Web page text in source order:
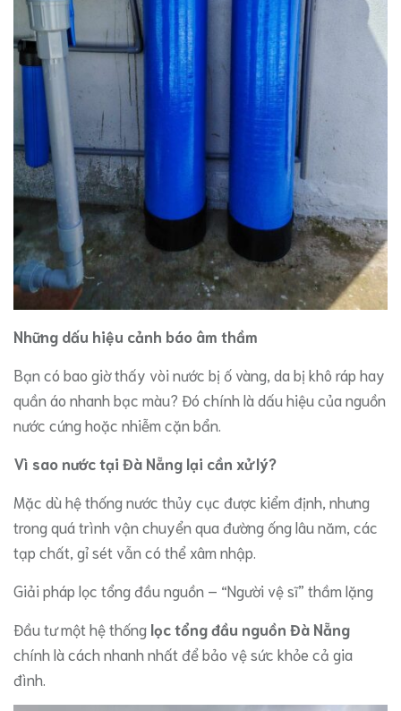
Những dấu hiệu cảnh báo âm thầm
​Bạn có bao giờ thấy vòi nước bị ố vàng, da bị khô ráp hay
quần áo nhanh bạc màu? Đó chính là dấu hiệu của nguồn
nước cứng hoặc nhiễm cặn bẩn.
Vì sao nước tại Đà Nẵng lại cần xử lý?
​Mặc dù hệ thống nước thủy cục được kiểm định, nhưng
trong quá trình vận chuyển qua đường ống lâu năm, các
tạp chất, gỉ sét vẫn có thể xâm nhập.
​Giải pháp lọc tổng đầu nguồn – “Người vệ sĩ” thầm lặng
​Đầu tư một hệ thống lọc tổng đầu nguồn Đà Nẵng
chính là cách nhanh nhất để bảo vệ sức khỏe cả gia
đình.